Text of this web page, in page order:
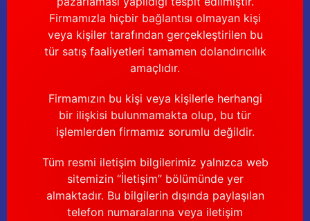
Firmamızla hiçbir bağlantısı olmayan kişi
veya kişiler tarafından gerçekleştirilen bu
tür satış faaliyetleri tamamen dolandırıcılık
amaçlıdır.
Firmamızın bu kişi veya kişilerle herhangi
bir ilişkisi bulunmamakta olup, bu tür
işlemlerden firmamız sorumlu değildir.
Tüm resmi iletişim bilgilerimiz yalnızca web
sitemizin “İletişim” bölümünde yer
almaktadır. Bu bilgilerin dışında paylaşılan
telefon numaralarına veya iletişim